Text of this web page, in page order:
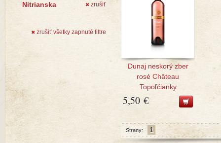
Nitrianska ✖ zrušiť
✖ zrušiť všetky zapnuté filtre
Dunaj neskorý zber
rosé Château
Topoľčianky
5,50 €
Strany: 1